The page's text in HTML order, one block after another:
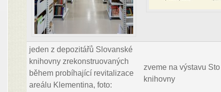
jeden z depozitářů Slovanské
knihovny zrekonstruovaných
během probíhající revitalizace
areálu Klementina, foto:
zveme na výstavu
knihovny